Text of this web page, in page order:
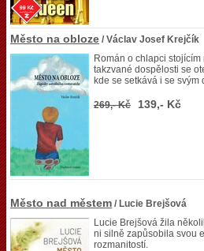
Město na obloze / Václav Josef Krejčík
Román o chlapci
takzvané dospělosti se
kde se setkává i se
269,- Kč 139,- Kč
Město nad městem / Lucie Brejšová
Lucie Brejšová žila
ni silně zapůsobila svou
rozmanitostí.